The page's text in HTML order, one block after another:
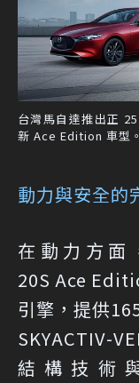
台灣馬自達推出正
新 Ace Edition 車型
動力與安全的
在動力方面
20S Ace
引擎，提供
SKYACTIV-
結構技術與